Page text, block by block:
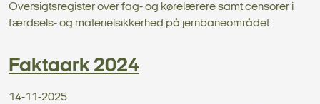
Oversigtsregister over fag- og kørelærere samt censorer i
færdsels- og materielsikkerhed på jernbaneområdet
Faktaark 2024
14-11-2025